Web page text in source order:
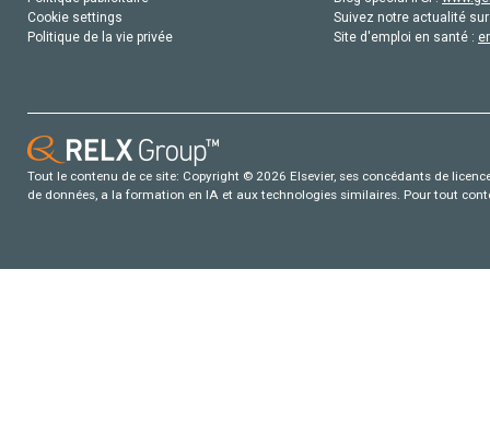
Cookie settings
Politique de la vie privée
Suivez notre actualité
Site d'emploi en santé :
Tout le contenu de ce site: Copyright © 2026 Elsevier, ses concédants de
de données, a la formation en IA et aux technologies similaires. Pour tout